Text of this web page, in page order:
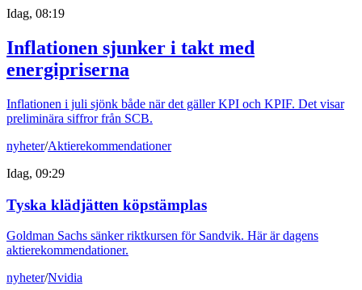
Idag, 08:19
Inflationen sjunker i takt med
energipriserna
Inflationen i juli sjönk både när det gäller KPI och KPIF. Det visar
preliminära siffror från SCB.
nyheter/Aktierekommendationer
Idag, 09:29
Tyska klädjätten köpstämplas
Goldman Sachs sänker riktkursen för Sandvik. Här är dagens
aktierekommendationer.
nyheter/Nvidia